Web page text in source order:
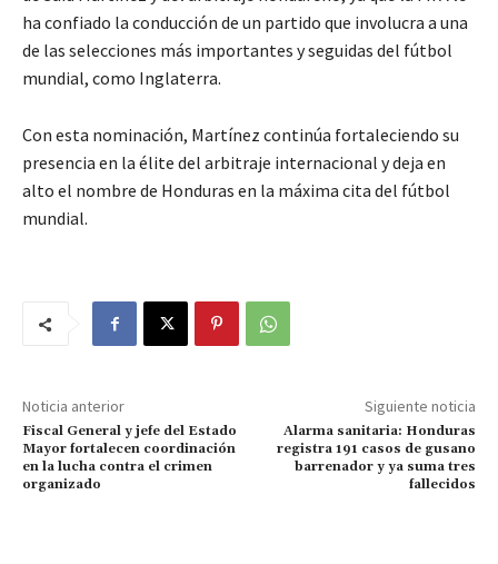
ha confiado la conducción de un partido que involucra a una
de las selecciones más importantes y seguidas del fútbol
mundial, como Inglaterra.
Con esta nominación, Martínez continúa fortaleciendo su
presencia en la élite del arbitraje internacional y deja en
alto el nombre de Honduras en la máxima cita del fútbol
mundial.
Noticia anterior
Fiscal General y jefe del Estado
Mayor fortalecen coordinación
en la lucha contra el crimen
organizado
Siguiente noticia
Alarma sanitaria: Honduras
registra 191 casos de gusano
barrenador y ya suma tres
fallecidos